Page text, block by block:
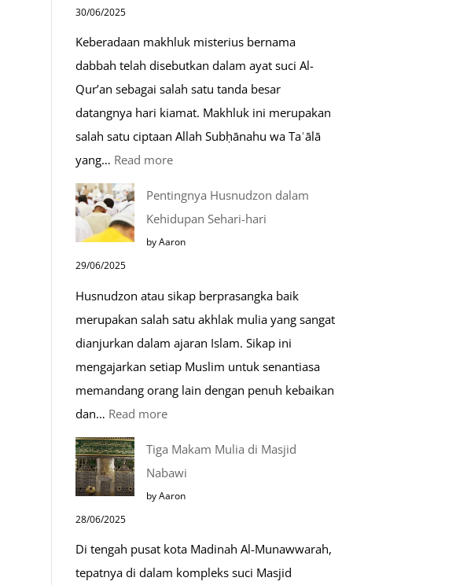
Mustajab
30/06/2025
Keberadaan makhluk misterius bernama
dabbah telah disebutkan dalam ayat suci Al-
Qur’an sebagai salah satu tanda besar
datangnya hari kiamat. Makhluk ini merupakan
salah satu ciptaan Allah Subḥānahu wa Taʿālā
yang… Read more:
Dabbah
Menjelang
Pentingnya Husnudzon dalam
Kehidupan Sehari-hari
by Aaron
29/06/2025
Husnudzon atau sikap berprasangka baik
merupakan salah satu akhlak mulia yang sangat
dianjurkan dalam ajaran Islam. Sikap ini
mengajarkan setiap Muslim untuk senantiasa
memandang orang lain dengan penuh kebaikan
dan… Read more:
hari
Tiga Makam Mulia di Masjid
Nabawi
by Aaron
28/06/2025
Di tengah pusat kota Madinah Al-Munawwarah,
tepatnya di dalam kompleks suci Masjid